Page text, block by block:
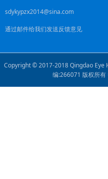
sdykypzx2014@sina.com
通过邮件给我们发送反馈意见
Copyright © 2017-2018 Qingdao Eye
编:266071 版权所有